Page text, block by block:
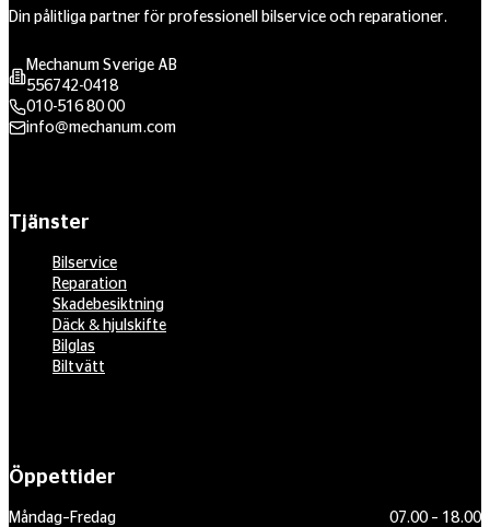
Din pålitliga partner för professionell bilservice och reparationer.
Mechanum Sverige AB
556742-0418
010-516 80 00
info@mechanum.com
Tjänster
Bilservice
Reparation
Skadebesiktning
Däck & hjulskifte
Bilglas
Biltvätt
Öppettider
Måndag–Fredag
07.00 – 18.00